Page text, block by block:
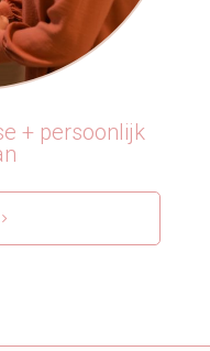
+ persoonlijk